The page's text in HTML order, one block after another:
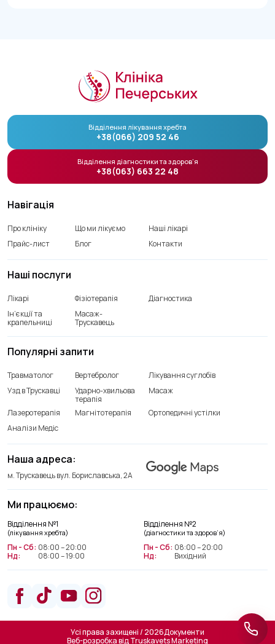
Навігація
Про клініку Що ми лікуємо
Наші лікарі
Прайс-лист
Блог Контакти
Наші послуги
Лікарі Фізіотерапія
Діагностика
Ін’єкції та
крапельниці
Масаж-
Трускавець
Ми працюємо:
Відділення №1
(лікування хребта)
Пн - Сб: 08:00 – 20:00
Нд:
08:00 – 19:00
Відділення №2
(діагностики та здоров’я)
Пн - Сб: 08:00 – 20:00
Нд:
Вихідний
Наша адреса:
м. Трускавець вул. Бориславська, 2А
Популярні запити
Травматолог Вертебролог
Лікування суглобів
Узд в Трускавці
Ударно-хвильова
терапія
Масаж
Лазеротерапія Магнітотерапія
Ортопедичні устілки
Аналізи Медіс
Відділення лікування хребта
+38(066) 209 52 46
Відділення діагностики та здоров’я
+38(063) 663 22 48
Усі права захищені / 2026Документи
Веб-розробка відTruskavets Marketing
+38(066) 209 52 46
Відділення діагностики та
здоров’я